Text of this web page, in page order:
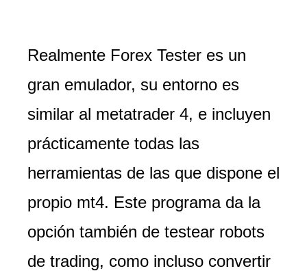
Realmente Forex Tester es un
gran emulador, su entorno es
similar al metatrader 4, e incluyen
prácticamente todas las
herramientas de las que dispone el
propio mt4. Este programa da la
opción también de testear robots
de trading, como incluso convertir